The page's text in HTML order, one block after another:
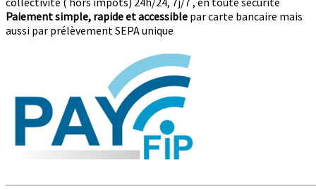
Paiement simple, rapide et accessible par carte bancaire mais
aussi par prélèvement SEPA unique